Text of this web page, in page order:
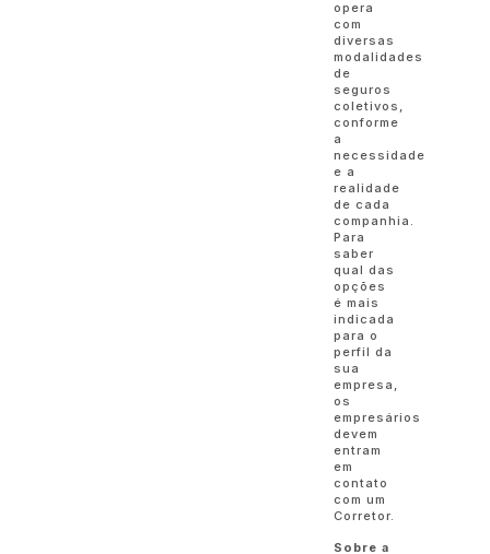
opera
com
diversas
modalidades
de
seguros
coletivos,
conforme
a
necessidade
e a
realidade
de cada
companhia.
Para
saber
qual das
opções
é mais
indicada
para o
perfil da
sua
empresa,
os
empresários
devem
entram
em
contato
com um
Corretor.
Sobre a